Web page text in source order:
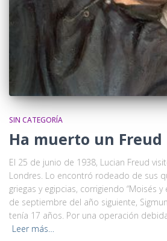
SIN CATEGORÍA
Ha muerto un Freud
El 25 de junio de 1938, Lucian Freud
Londres. Lo encontró rodeado de sus
griegas y egipcias, corrigiendo “Moisés
de septiembre del año siguiente,
tenía 17 años. Por una operación
Leer más…